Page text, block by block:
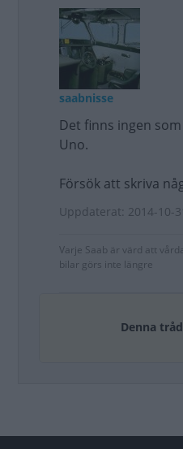
saabnisse
Det finns ingen
Uno.
Försök att skriva
Uppdaterat: 2014-10-
Varje Saab är värd att
bilar görs inte längre
Denna